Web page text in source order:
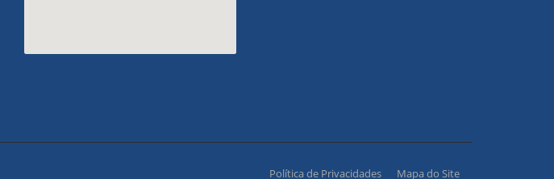
Política de Privacidades Mapa do Site